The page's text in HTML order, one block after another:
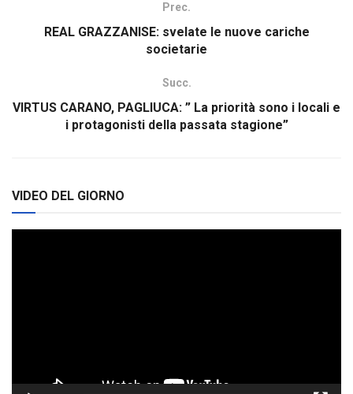
Prec.
REAL GRAZZANISE: svelate le nuove cariche
societarie
Succ.
VIRTUS CARANO, PAGLIUCA: ” La priorità sono i locali e
i protagonisti della passata stagione”
VIDEO DEL GIORNO